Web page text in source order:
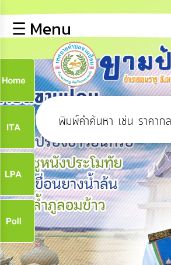
หลัก
ข้อมูล
พื้น
ฐาน
บุคลากร
ข่าว
ประชาสัมพันธ์
การ
ปฏิสัมพันธ์
ข้อมูล
รับ
ฟัง
☰ Menu